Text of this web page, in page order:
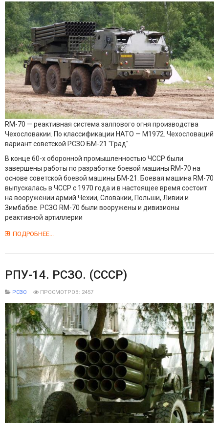
RM-70 — реактивная система залпового огня производства
Чехословакии. По классификации НАТО — М1972. Чехословаций
вариант советской РСЗО БМ-21 "Град".
В конце 60-х оборонной промышленностью ЧССР были
завершены работы по разработке боевой машины RM-70 на
основе советской боевой машины БМ-21. Боевая машина RM-70
выпускалась в ЧССР с 1970 года и в настоящее время состоит
на вооружении армий Чехии, Словакии, Польши, Ливии и
Зимбабве. РСЗО RM-70 были вооружены и дивизионы
реактивной артиллерии
ПОДРОБНЕЕ...
РПУ-14. РСЗО. (СССР)
РСЗО ПРОСМОТРОВ: 2457